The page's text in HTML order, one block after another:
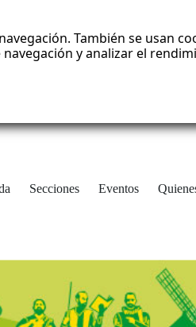
También se usan
y analizar el
Secciones Eventos